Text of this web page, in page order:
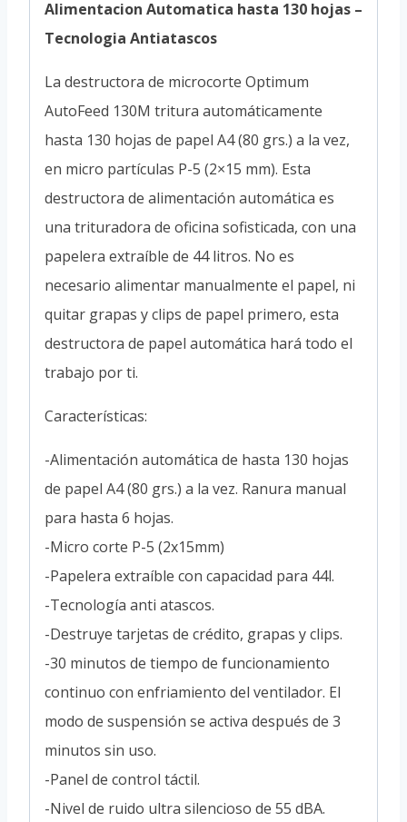
Alimentacion Automatica hasta 130 hojas –
Tecnologia Antiatascos
La destructora de microcorte Optimum
AutoFeed 130M tritura automáticamente
hasta 130 hojas de papel A4 (80 grs.) a la vez,
en micro partículas P-5 (2×15 mm). Esta
destructora de alimentación automática es
una trituradora de oficina sofisticada, con una
papelera extraíble de 44 litros. No es
necesario alimentar manualmente el papel, ni
quitar grapas y clips de papel primero, esta
destructora de papel automática hará todo el
trabajo por ti.
Características:
-Alimentación automática de hasta 130 hojas
de papel A4 (80 grs.) a la vez. Ranura manual
para hasta 6 hojas.
-Micro corte P-5 (2x15mm)
-Papelera extraíble con capacidad para 44l.
-Tecnología anti atascos.
-Destruye tarjetas de crédito, grapas y clips.
-30 minutos de tiempo de funcionamiento
continuo con enfriamiento del ventilador. El
modo de suspensión se activa después de 3
minutos sin uso.
-Panel de control táctil.
-Nivel de ruido ultra silencioso de 55 dBA.